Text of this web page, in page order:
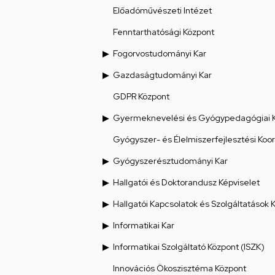
Előadóművészeti Intézet
Fenntarthatósági Központ
Fogorvostudományi Kar
Gazdaságtudományi Kar
GDPR Központ
Gyermeknevelési és Gyógypedagógiai
Gyógyszer- és Élelmiszerfejlesztési
Gyógyszerésztudományi Kar
Hallgatói és Doktorandusz Képviselet
Hallgatói Kapcsolatok és Szolgáltatások
Informatikai Kar
Informatikai Szolgáltató Központ (ISZK)
Innovációs Ökoszisztéma Központ